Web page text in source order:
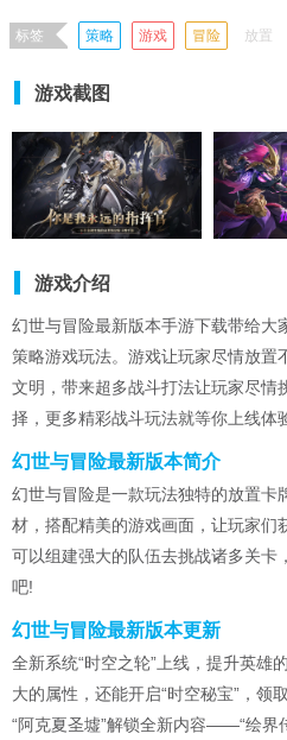
标签 策略 游戏 冒险 放置
游戏截图
游戏介绍
幻世与冒险最新版本手游下载带给大
策略游戏玩法。游戏让玩家尽情放置
文明，带来超多战斗打法让玩家尽情
择，更多精彩战斗玩法就等你上线体
幻世与冒险最新版本简介
幻世与冒险是一款玩法独特的放置卡
材，搭配精美的游戏画面，让玩家们
可以组建强大的队伍去挑战诸多关卡
吧!
幻世与冒险最新版本更新
全新系统“时空之轮”上线，提升英雄
大的属性，还能开启“时空秘宝”，领
“阿克夏圣墟”解锁全新内容——“绘界